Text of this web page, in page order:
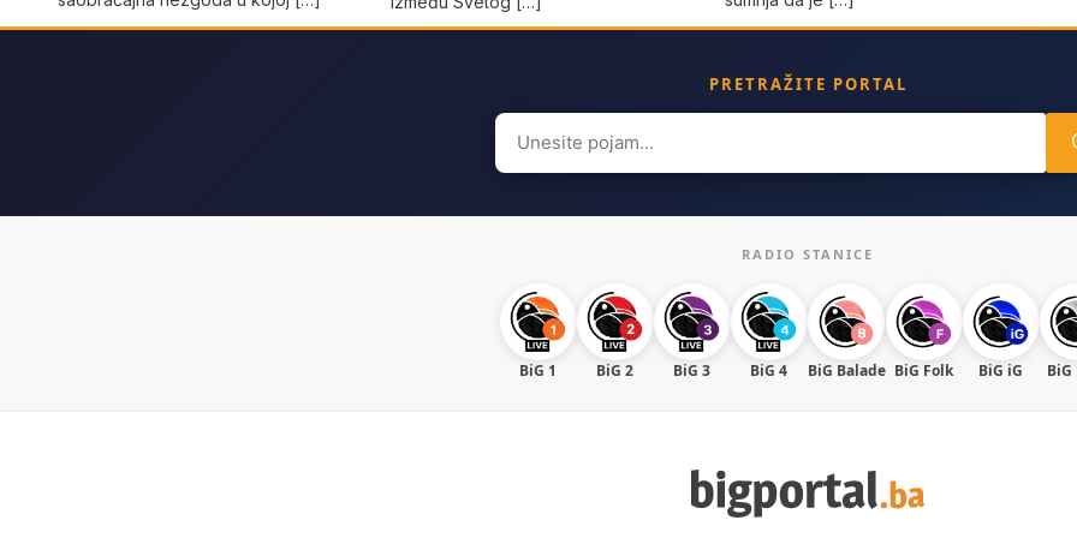
PRETRAŽITE PORTAL
Search
for:
RADIO STANICE
BiG 1 BiG 2 BiG 3 BiG 4 BiG Balade BiG Folk BiG iG BiG